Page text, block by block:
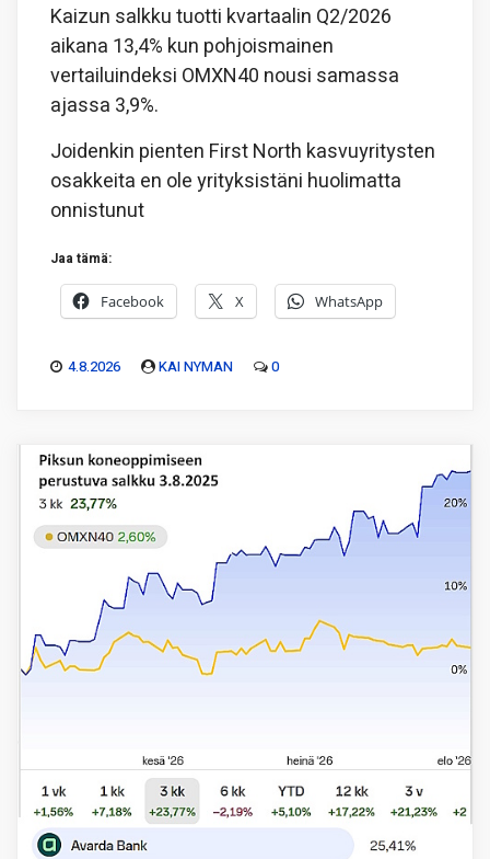
Kaizun salkku tuotti kvartaalin Q2/2026
aikana 13,4% kun pohjoismainen
vertailuindeksi OMXN40 nousi samassa
ajassa 3,9%.
Joidenkin pienten First North kasvuyritysten
osakkeita en ole yrityksistäni huolimatta
onnistunut
Jaa tämä:
Facebook X WhatsApp
4.8.2026 KAI NYMAN 0